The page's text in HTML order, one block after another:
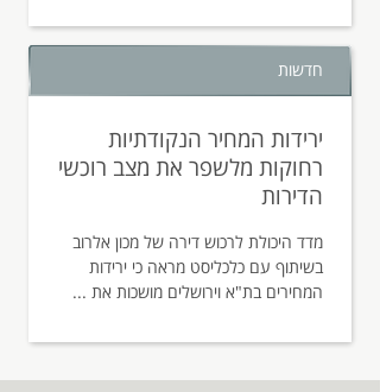
ירידות המחיר הנקודתיות
רחוקות מלשפר את מצב רוכשי
הדירות
מדד היכולת לרכוש דירה של מכון אלרוב
בשיתוף עם כלכליסט מראה כי ירידות
המחירים בת"א וירושלים מושכות את ...
חדשות